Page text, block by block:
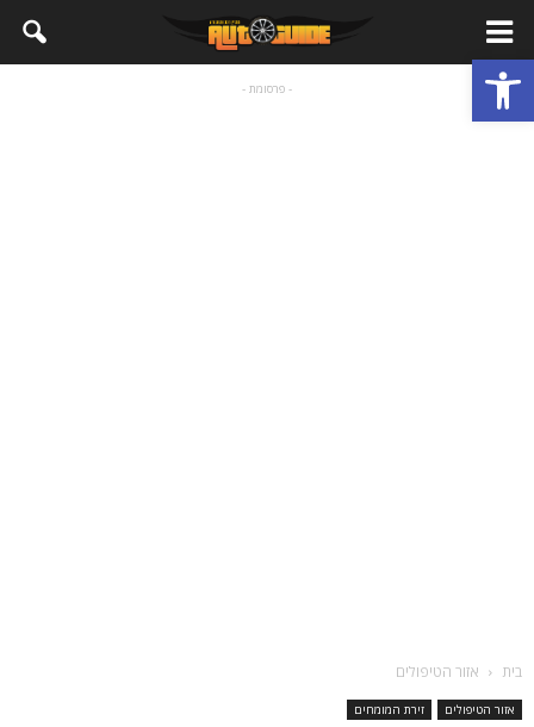
פתח סרגל נגישות - פרסומת -
בית אזור הטיפולים
אזור הטיפולים זירת המומחים